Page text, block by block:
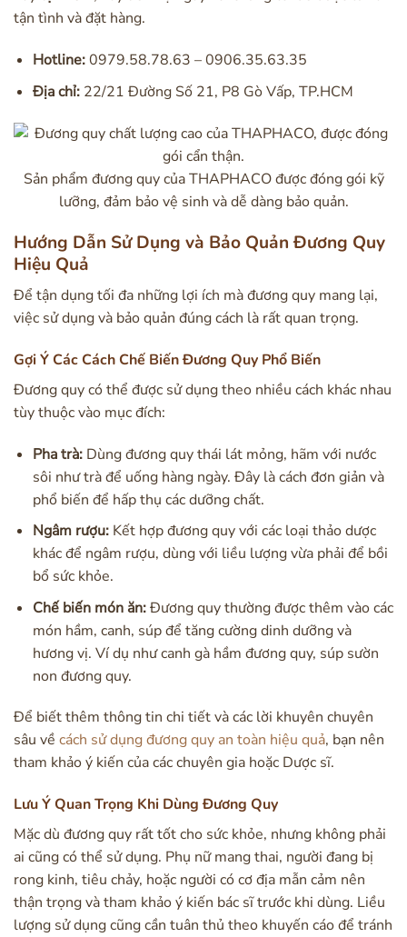
tận tình và đặt hàng.
Hotline:0979.58.78.63 – 0906.35.63.35
Địa chỉ:22/21 Đường Số 21, P8 Gò Vấp, TP.HCM
Sản phẩm đương quy của THAPHACO được đóng gói kỹ
lưỡng, đảm bảo vệ sinh và dễ dàng bảo quản.
Hướng Dẫn Sử Dụng và Bảo Quản Đương Quy
Hiệu Quả
Để tận dụng tối đa những lợi ích mà đương quy mang lại,
việc sử dụng và bảo quản đúng cách là rất quan trọng.
Gợi Ý Các Cách Chế Biến Đương Quy Phổ Biến
Đương quy có thể được sử dụng theo nhiều cách khác nhau
tùy thuộc vào mục đích:
Pha trà:Dùng đương quy thái lát mỏng, hãm với nước
sôi như trà để uống hàng ngày. Đây là cách đơn giản và
phổ biến để hấp thụ các dưỡng chất.
Ngâm rượu:Kết hợp đương quy với các loại thảo dược
khác để ngâm rượu, dùng với liều lượng vừa phải để bồi
bổ sức khỏe.
Chế biến món ăn:Đương quy thường được thêm vào các
món hầm, canh, súp để tăng cường dinh dưỡng và
hương vị. Ví dụ như canh gà hầm đương quy, súp sườn
non đương quy.
Để biết thêm thông tin chi tiết và các lời khuyên chuyên
sâu về cách sử dụng đương quy an toàn hiệu quả, bạn nên
tham khảo ý kiến của các chuyên gia hoặc Dược sĩ.
Lưu Ý Quan Trọng Khi Dùng Đương Quy
Mặc dù đương quy rất tốt cho sức khỏe, nhưng không phải
ai cũng có thể sử dụng. Phụ nữ mang thai, người đang bị
rong kinh, tiêu chảy, hoặc người có cơ địa mẫn cảm nên
thận trọng và tham khảo ý kiến bác sĩ trước khi dùng. Liều
lượng sử dụng cũng cần tuân thủ theo khuyến cáo để tránh